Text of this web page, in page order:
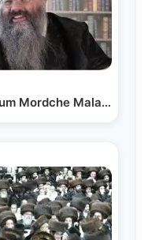
א געשמאק ברעקעלע | Rav Avrum Mordche Malach – Ah…